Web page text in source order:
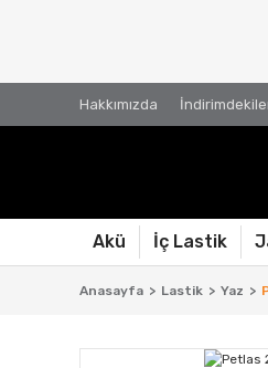
Hakkımızda
Akü İç Lastik
Anasayfa Lastik Yaz